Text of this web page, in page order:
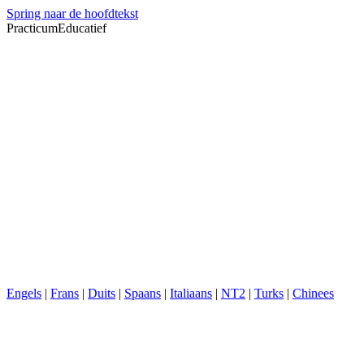
Spring naar de hoofdtekst
PracticumEducatief
Engels | Frans | Duits | Spaans | Italiaans | NT2 | Turks | Chinees